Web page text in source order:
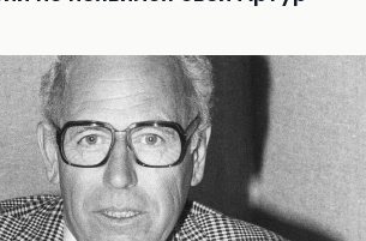
его занятие —
мир, но любые интерпретации
классификации порочны,